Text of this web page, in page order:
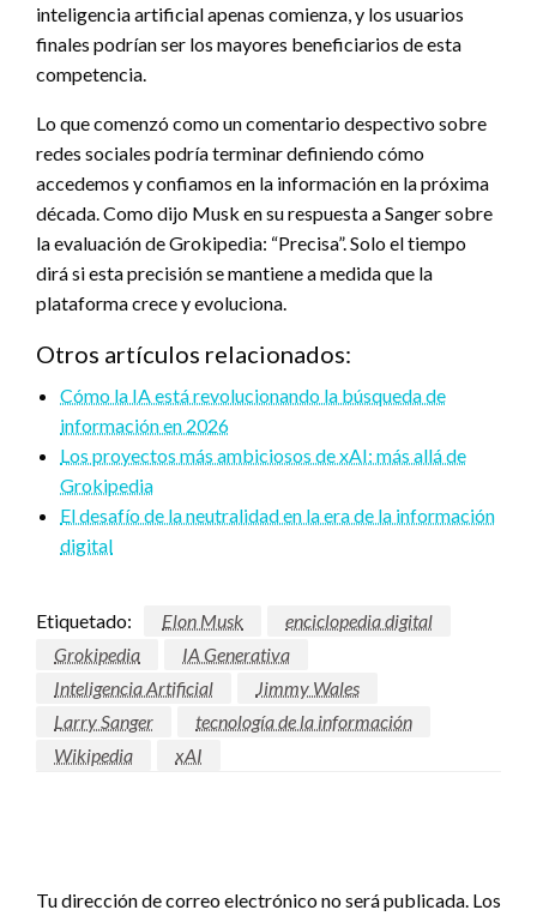
inteligencia artificial apenas comienza, y los usuarios
finales podrían ser los mayores beneficiarios de esta
competencia.
Lo que comenzó como un comentario despectivo sobre
redes sociales podría terminar definiendo cómo
accedemos y confiamos en la información en la próxima
década. Como dijo Musk en su respuesta a Sanger sobre
la evaluación de Grokipedia: “Precisa”. Solo el tiempo
dirá si esta precisión se mantiene a medida que la
plataforma crece y evoluciona.
Otros artículos relacionados:
Cómo la IA está revolucionando la búsqueda de
información en 2026
Los proyectos más ambiciosos de xAI: más allá de
Grokipedia
El desafío de la neutralidad en la era de la información
digital
Etiquetado: Elon Musk
enciclopedia digital
Grokipedia
IA Generativa
Inteligencia Artificial
Jimmy Wales
Larry Sanger
tecnología de la información
Wikipedia
xAI
Tu dirección de correo electrónico no será publicada. Los